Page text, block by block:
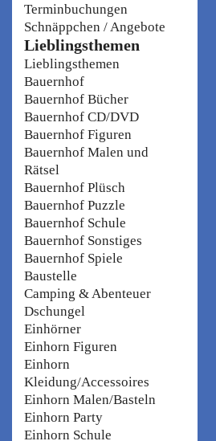
Terminbuchungen
Schnäppchen / Angebote
Lieblingsthemen
Lieblingsthemen
Bauernhof
Bauernhof Bücher
Bauernhof CD/DVD
Bauernhof Figuren
Bauernhof Malen und
Rätsel
Bauernhof Plüsch
Bauernhof Puzzle
Bauernhof Schule
Bauernhof Sonstiges
Bauernhof Spiele
Baustelle
Camping & Abenteuer
Dschungel
Einhörner
Einhorn Figuren
Einhorn
Kleidung/Accessoires
Einhorn Malen/Basteln
Einhorn Party
Einhorn Schule